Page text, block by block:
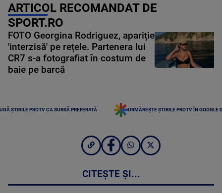
ARTICOL RECOMANDAT DE
SPORT.RO
FOTO Georgina Rodriguez, apariție
'interzisă' pe rețele. Partenera lui
CR7 s-a fotografiat în costum de
baie pe barcă
ȘTIRILE PROTV CA SURSĂ PREFERATĂ URMĂREȘTE ȘTIRILE PROTV ÎN GOOGLE
CITEȘTE ȘI...